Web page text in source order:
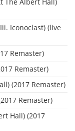
Iconoclast) (live
Remaster)
Remaster)
(2017 Remaster)
Remaster)
Hall) (2017